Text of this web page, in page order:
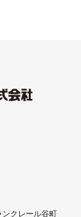
ンクレール谷町